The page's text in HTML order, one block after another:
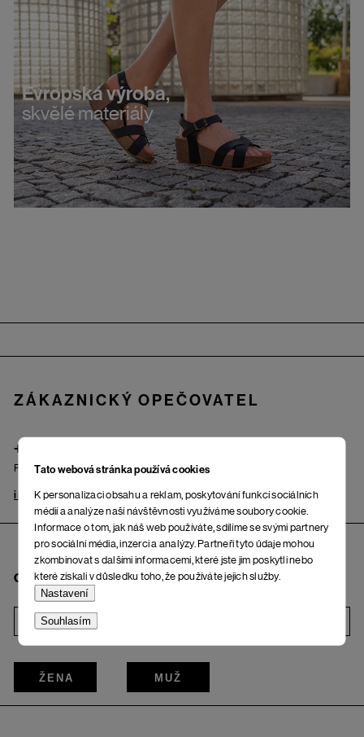
Tato webová stránka používá cookies
K personalizaci obsahu a reklam, poskytování funkcí sociálních
médií a analýze naší návštěvnosti využíváme soubory cookie.
Informace o tom, jak náš web používáte, sdílíme se svými partnery
pro sociální média, inzerci a analýzy. Partneři tyto údaje mohou
zkombinovat s dalšími informacemi, které jste jim poskytli nebo
které získali v důsledku toho, že používáte jejich služby.
Nastavení
Souhlasím
Evropská výroba,
skvělé materiály
ZÁKAZNICKÝ OPEČOVATEL
+420 725 222 121
Po – Pá: od 9.00 do 17.00 hod.
info@woox.cz Kontakt
Chci odebírat newsletter
ŽENA MUŽ